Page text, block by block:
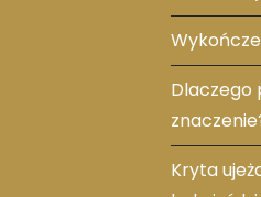
Dlaczego
Kryta